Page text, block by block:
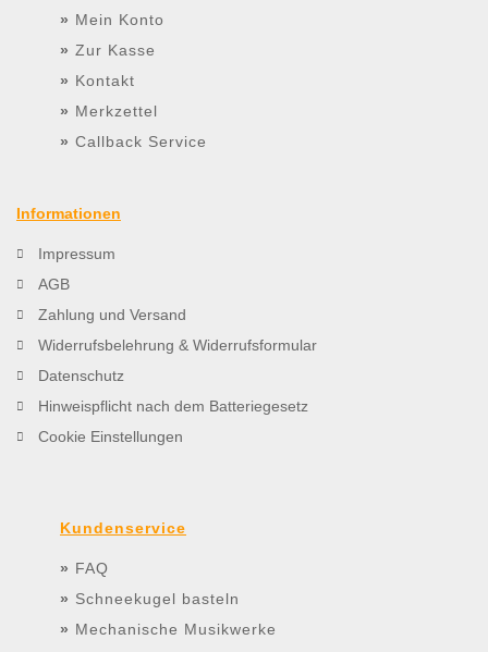
» Mein Konto
» Zur Kasse
» Kontakt
» Merkzettel
» Callback Service
Informationen
Impressum
AGB
Zahlung und Versand
Widerrufsbelehrung & Widerrufsformular
Datenschutz
Hinweispflicht nach dem Batteriegesetz
Cookie Einstellungen
Kundenservice
» FAQ
» Schneekugel basteln
» Mechanische Musikwerke